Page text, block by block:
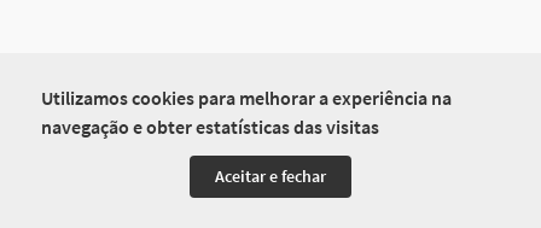
Utilizamos cookies para melhorar a experiência na
navegação e obter estatísticas das visitas
Aceitar e fechar